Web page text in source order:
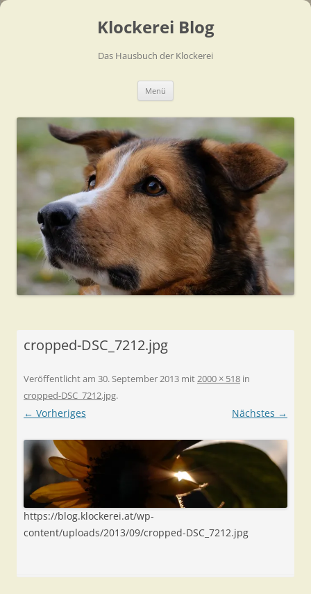
Klockerei Blog
Das Hausbuch der Klockerei
Menü
cropped-DSC_7212.jpg
Veröffentlicht am 30. September 2013 mit2000 × 518 in
cropped-DSC_7212.jpg.
← Vorheriges Nächstes →
https://blog.klockerei.at/wp-
content/uploads/2013/09/cropped-DSC_7212.jpg